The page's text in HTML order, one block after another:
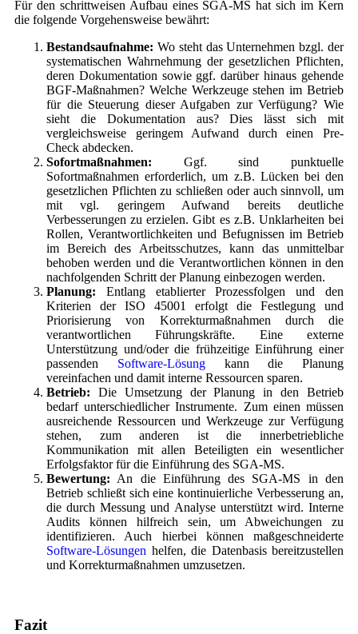
Für den schrittweisen Aufbau eines SGA-MS hat sich im Kern
die folgende Vorgehensweise bewährt:
Bestandsaufnahme: Wo steht das Unternehmen bzgl. der
systematischen Wahrnehmung der gesetzlichen Pflichten,
deren Dokumentation sowie ggf. darüber hinaus gehende
BGF-Maßnahmen? Welche Werkzeuge stehen im Betrieb
für die Steuerung dieser Aufgaben zur Verfügung? Wie
sieht die Dokumentation aus? Dies lässt sich mit
vergleichsweise geringem Aufwand durch einen Pre-
Check abdecken.
Sofortmaßnahmen: Ggf. sind punktuelle
Sofortmaßnahmen erforderlich, um z.B. Lücken bei den
gesetzlichen Pflichten zu schließen oder auch sinnvoll, um
mit vgl. geringem Aufwand bereits deutliche
Verbesserungen zu erzielen. Gibt es z.B. Unklarheiten bei
Rollen, Verantwortlichkeiten und Befugnissen im Betrieb
im Bereich des Arbeitsschutzes, kann das unmittelbar
behoben werden und die Verantwortlichen können in den
nachfolgenden Schritt der Planung einbezogen werden.
Planung: Entlang etablierter Prozessfolgen und den
Kriterien der ISO 45001 erfolgt die Festlegung und
Priorisierung von Korrekturmaßnahmen durch die
verantwortlichen Führungskräfte. Eine externe
Unterstützung und/oder die frühzeitige Einführung einer
passenden Software-Lösungkann die Planung
vereinfachen und damit interne Ressourcen sparen.
Betrieb: Die Umsetzung der Planung in den Betrieb
bedarf unterschiedlicher Instrumente. Zum einen müssen
ausreichende Ressourcen und Werkzeuge zur Verfügung
stehen, zum anderen ist die innerbetriebliche
Kommunikation mit allen Beteiligten ein wesentlicher
Erfolgsfaktor für die Einführung des SGA-MS.
Bewertung: An die Einführung des SGA-MS in den
Betrieb schließt sich eine kontinuierliche Verbesserung an,
die durch Messung und Analyse unterstützt wird. Interne
Audits können hilfreich sein, um Abweichungen zu
identifizieren. Auch hierbei können maßgeschneiderte
Software-Lösungen helfen, die Datenbasis bereitzustellen
und Korrekturmaßnahmen umzusetzen.
Fazit